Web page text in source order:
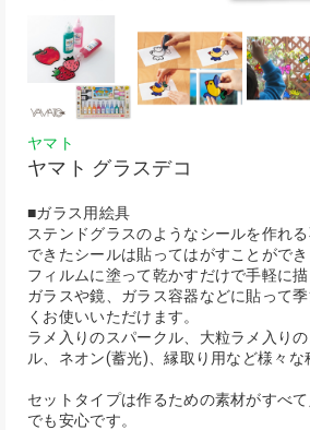
ヤマト
ヤマト グラスデコ
■ガラス用絵具
ステンドグラスのようなシールを作れる
できたシールは貼ってはがすことができ
フィルムに塗って乾かすだけで手軽に
ガラスや鏡、ガラス容器などに貼って
くお使いいただけます。
ラメ入りのスパークル、大粒ラメ入り
ル、ネオン(蓄光)、縁取り用など様々な
セットタイプは作るための素材がすべ
でも安心です。